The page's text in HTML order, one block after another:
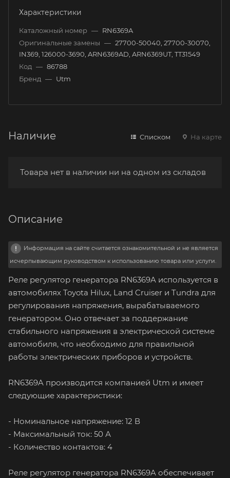
Характеристики
Каталожный номер — RN6369A
Оригинальные замены — 27700-50040, 27700-30070,
IN369, 126000-3690, ARN6369AD, ARN6369UT, TT31549
Код — 86788
Бренд — Utm
Наличие Списком На карте
Товара нет в наличии ни на одном из складов
Описание
Информация на сайте считается ознакомительной и не является
исчерпывающим руководством к использованию товара или услуги.
Реле регулятор генератора RN6369A используется в
автомобилях Toyota Hilux, Land Cruiser и Tundra для
регулирования напряжения, вырабатываемого
генератором. Оно отвечает за поддержание
стабильного напряжения в электрической системе
автомобиля, что необходимо для правильной
работы электрических приборов и устройств.
RN6369A производится компанией Utm и имеет
следующие характеристики:
- Номинальное напряжение: 12 В
- Максимальный ток: 50 А
- Количество контактов: 4
Реле регулятор генератора RN6369A обеспечивает